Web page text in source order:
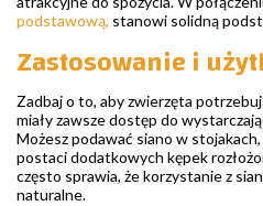
podstawową, stanowi solidną
Zastosowanie i
Zadbaj o to, aby zwierzęta
miały zawsze dostęp do
Możesz podawać siano w
postaci dodatkowych kępek
często sprawia, że korzystanie z
naturalne.